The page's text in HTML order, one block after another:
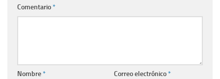
Comentario*
Nombre* Correo electrónico*